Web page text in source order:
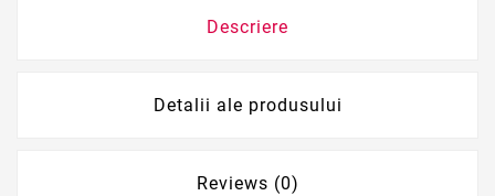
Descriere
Detalii ale produsului
Reviews (0)